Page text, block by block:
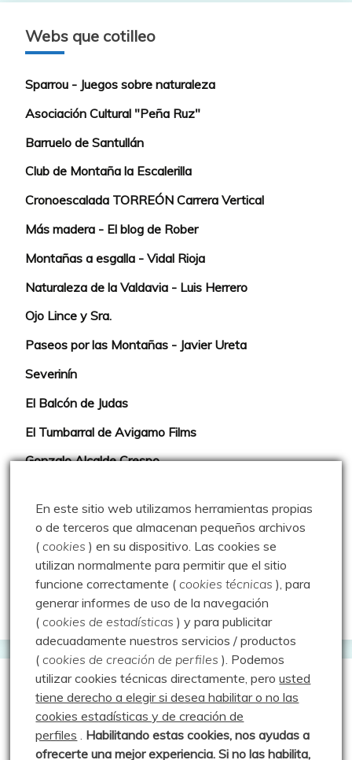
Webs que cotilleo
Sparrou - Juegos sobre naturaleza
Asociación Cultural "Peña Ruz"
Barruelo de Santullán
Club de Montaña la Escalerilla
Cronoescalada TORREÓN Carrera Vertical
Más madera - El blog de Rober
Montañas a esgalla - Vidal Rioja
Naturaleza de la Valdavia - Luis Herrero
Ojo Lince y Sra.
Paseos por las Montañas - Javier Ureta
Severinín
El Balcón de Judas
El Tumbarral de Avigamo Films
Gonzalo Alcalde Crespo
Rutas y excursiones con niños
Valdeolea. Río Camesa, la vía azul
Aprendiz de sueños
Guías de Montaña
Manu - Entre Valles y Cumbre
En este sitio web utilizamos herramientas propias
o de terceros que almacenan pequeños archivos
(cookies ) en su dispositivo. Las cookies se
utilizan normalmente para permitir que el sitio
funcione correctamente (cookies técnicas ), para
generar informes de uso de la navegación
(cookies de estadísticas ) y para publicitar
adecuadamente nuestros servicios / productos
(cookies de creación de perfiles ). Podemos
utilizar cookies técnicas directamente, perousted
tiene derecho a elegir si desea habilitar o no las
cookies estadísticas y de creación de
perfiles . Habilitando estas cookies, nos ayudas a
ofrecerte una mejor experiencia. Si no las habilita,